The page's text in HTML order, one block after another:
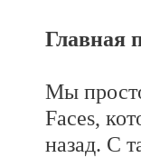
Главная
Мы
Faces,
назад. С